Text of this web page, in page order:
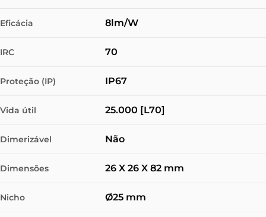
Eficácia 8lm/W
IRC 70
Proteção (IP) IP67
Vida útil 25.000 [L70]
Dimerizável Não
Dimensões 26 X 26 X 82 mm
Nicho Ø25 mm